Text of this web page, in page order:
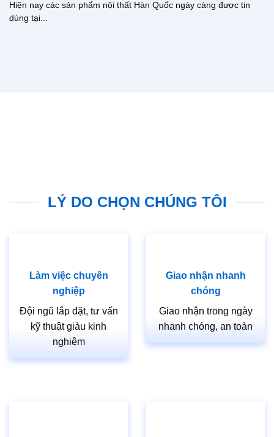
Hiện nay các sản phẩm nội thất Hàn Quốc ngày càng được tin
dùng tại...
LÝ DO CHỌN CHÚNG TÔI
Làm việc chuyên
nghiệp
Đội ngũ lắp đặt, tư vấn
kỹ thuật giàu kinh
nghiệm
Giao nhận nhanh
chóng
Giao nhận trong ngày
nhanh chóng, an toàn